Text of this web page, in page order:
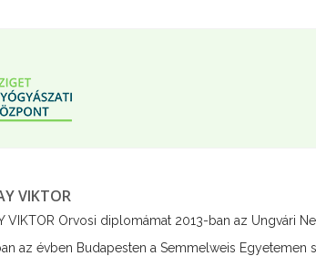
VIKTOR
VIKTOR Orvosi diplomámat 2013-ban az Ungvári
az évben Budapesten a Semmelweis